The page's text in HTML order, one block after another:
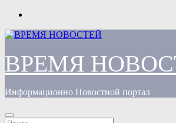
Перейти
содержимому
ВРЕМЯ
Информационно Новостной портал